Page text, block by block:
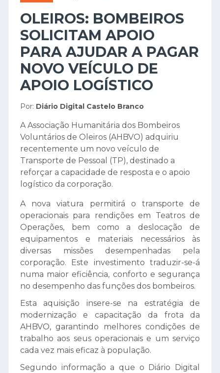
OLEIROS: BOMBEIROS
SOLICITAM APOIO
PARA AJUDAR A PAGAR
NOVO VEÍCULO DE
APOIO LOGÍSTICO
Por: Diário Digital Castelo Branco
A Associação Humanitária dos Bombeiros
Voluntários de Oleiros (AHBVO) adquiriu
recentemente um novo veículo de
Transporte de Pessoal (TP), destinado a
reforçar a capacidade de resposta e o apoio
logístico da corporação.
A nova viatura permitirá o transporte de
operacionais para rendições em Teatros de
Operações, bem como a deslocação de
equipamentos e materiais necessários às
diversas missões desempenhadas pela
corporação. Este investimento traduzir-se-á
numa maior eficiência, conforto e segurança
no desempenho das funções dos bombeiros.
Esta aquisição insere-se na estratégia de
modernização e capacitação da frota da
AHBVO, garantindo melhores condições de
trabalho aos seus operacionais e um serviço
cada vez mais eficaz à população.
Segundo informação a que o Diário Digital